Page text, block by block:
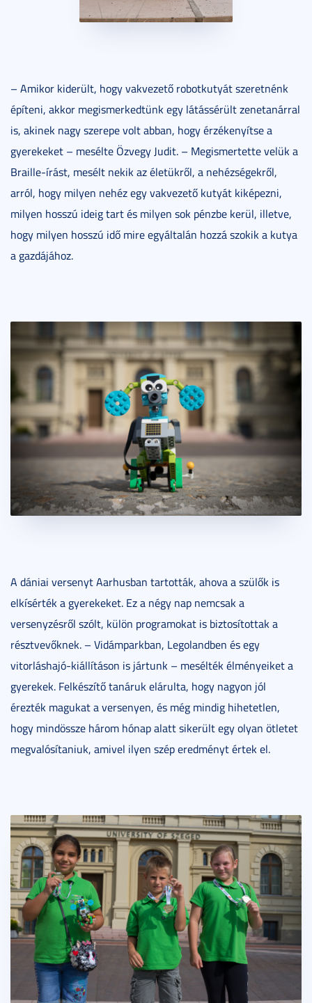
– Amikor kiderült, hogy vakvezető robotkutyát szeretnénk
építeni, akkor megismerkedtünk egy látássérült zenetanárral
is, akinek nagy szerepe volt abban, hogy érzékenyítse a
gyerekeket – mesélte Özvegy Judit. – Megismertette velük a
Braille-írást, mesélt nekik az életükről, a nehézségekről,
arról, hogy milyen nehéz egy vakvezető kutyát kiképezni,
milyen hosszú ideig tart és milyen sok pénzbe kerül, illetve,
hogy milyen hosszú idő mire egyáltalán hozzá szokik a kutya
a gazdájához.
A dániai versenyt Aarhusban tartották, ahova a szülők is
elkísérték a gyerekeket. Ez a négy nap nemcsak a
versenyzésről szólt, külön programokat is biztosítottak a
résztvevőknek. – Vidámparkban, Legolandben és egy
vitorláshajó-kiállításon is jártunk – mesélték élményeiket a
gyerekek. Felkészítő tanáruk elárulta, hogy nagyon jól
érezték magukat a versenyen, és még mindig hihetetlen,
hogy mindössze három hónap alatt sikerült egy olyan ötletet
megvalósítaniuk, amivel ilyen szép eredményt értek el.